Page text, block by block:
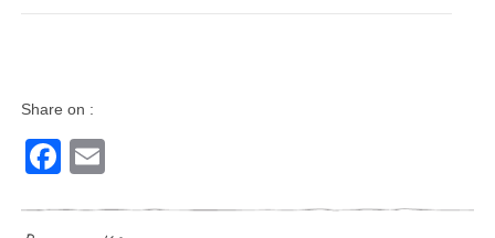
Share on :
Facebook